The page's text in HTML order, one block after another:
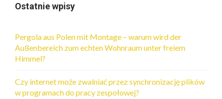
Ostatnie wpisy
Pergola aus Polen mit Montage – warum wird der
Außenbereich zum echten Wohnraum unter freiem
Himmel?
Czy internet może zwalniać przez synchronizację plików
w programach do pracy zespołowej?